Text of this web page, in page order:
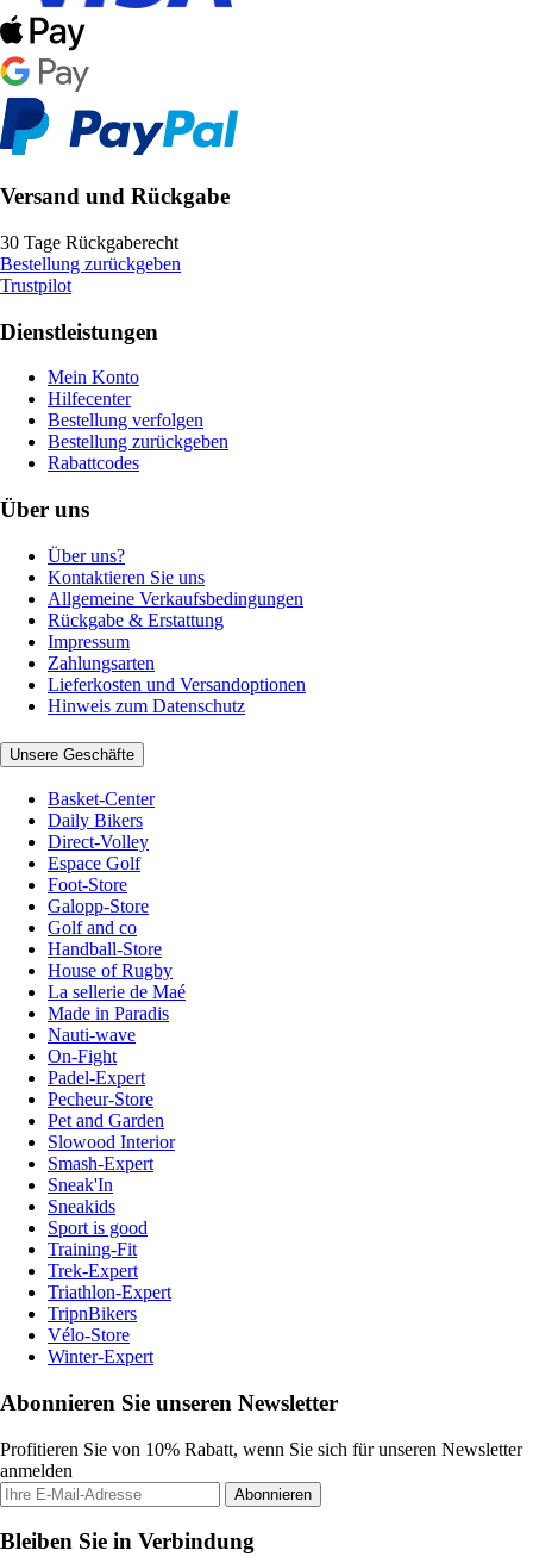
Versand und Rückgabe
30 Tage Rückgaberecht
Bestellung zurückgeben
Trustpilot
Dienstleistungen
Mein Konto
Hilfecenter
Bestellung verfolgen
Bestellung zurückgeben
Rabattcodes
Über uns
Über uns?
Kontaktieren Sie uns
Allgemeine Verkaufsbedingungen
Rückgabe & Erstattung
Impressum
Zahlungsarten
Lieferkosten und Versandoptionen
Hinweis zum Datenschutz
Unsere Geschäfte
Basket-Center
Daily Bikers
Direct-Volley
Espace Golf
Foot-Store
Galopp-Store
Golf and co
Handball-Store
House of Rugby
La sellerie de Maé
Made in Paradis
Nauti-wave
On-Fight
Padel-Expert
Pecheur-Store
Pet and Garden
Slowood Interior
Smash-Expert
Sneak'In
Sneakids
Sport is good
Training-Fit
Trek-Expert
Triathlon-Expert
TripnBikers
Vélo-Store
Winter-Expert
Abonnieren Sie unseren Newsletter
Profitieren Sie von 10% Rabatt, wenn Sie sich für unseren Newsletter
anmelden
Abonnieren
Bleiben Sie in Verbindung